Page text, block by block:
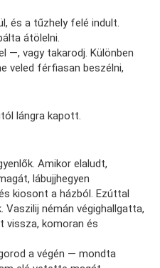
és a tűzhely felé indult.
átölelni.
—, vagy takarodj. Különben
veled férfiasan beszélni,
lángra kapott.
Amikor elaludt,
lábujjhegyen
kiosont a házból. Ezúttal
némán végighallgatta,
vissza, komoran és
a végén — mondta